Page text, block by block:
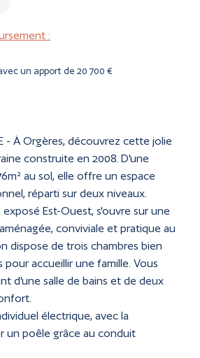
:
un apport de 20 700 €
- À Orgères, découvrez cette jolie
construite en 2008. D'une
au sol, elle offre un espace
réparti sur deux niveaux.
Est-Ouest, s'ouvre sur une
conviviale et pratique au
dispose de trois chambres bien
pour accueillir une famille. Vous
d'une salle de bains et de deux
électrique, avec la
un poêle grâce au conduit